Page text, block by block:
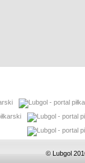
© Lubgol